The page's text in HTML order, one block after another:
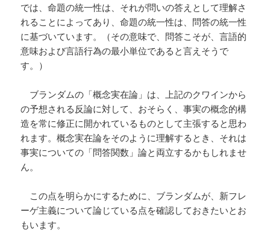
では、命題の統一性は、それが問いの答えとして理解さ
れることによってあり、命題の統一性は、問答の統一性
に基づいています。（その意味で、問答こそが、言語的
意味および言語行為の最小単位であると言えそうで
す。）
ブランダムの「概念実在論」は、上記のクワインから
の予想される反論に対して、おそらく、事実の概念的構
造を常に修正に開かれているものとして主張すると思わ
れます。概念実在論をそのように理解するとき、それは
事実についての「問答関数」論と両立するかもしれませ
ん。
この点を明らかにするために、ブランダムが、新フレ
ーゲ主義について論じている点を確認しておきたいとお
もいます。